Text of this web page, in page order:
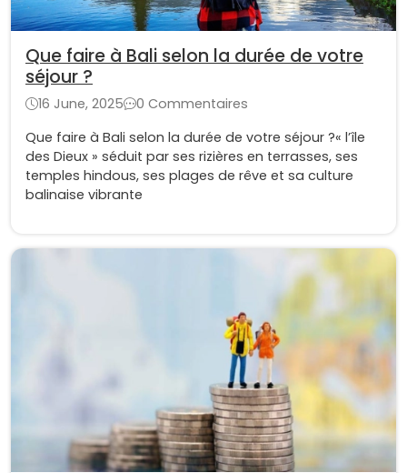
Que faire à Bali selon la durée de votre
séjour ?
16 June, 2025
0 Commentaires
Que faire à Bali selon la durée de votre séjour ?« l’île
des Dieux » séduit par ses rizières en terrasses, ses
temples hindous, ses plages de rêve et sa culture
balinaise vibrante